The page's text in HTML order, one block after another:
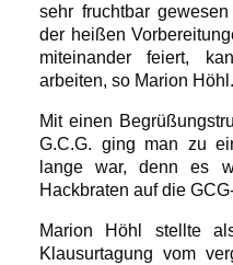
sehr fruchtbar
der heißen
miteinander feiert,
arbeiten, so Marion Höhl.
Mit einen
G.C.G. ging man zu
lange war, denn es
Hackbraten auf die
Marion Höhl stellte
Klausurtagung vom